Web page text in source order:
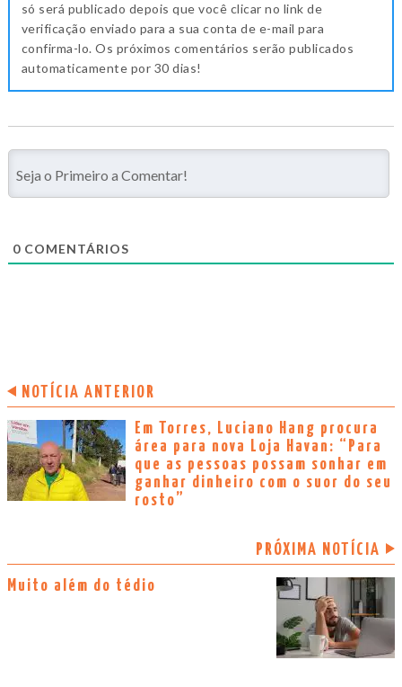
só será publicado depois que você clicar no link de
verificação enviado para a sua conta de e-mail para
confirma-lo. Os próximos comentários serão publicados
automaticamente por 30 dias!
0 COMENTÁRIOS
NOTÍCIA ANTERIOR
Em Torres, Luciano Hang procura
área para nova Loja Havan: “Para
que as pessoas possam sonhar em
ganhar dinheiro com o suor do seu
rosto”
PRÓXIMA NOTÍCIA
Muito além do tédio